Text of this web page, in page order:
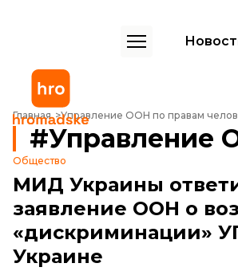
Главная Управление ООН по правам
Управление
Общество
МИД Украины
заявление ООН о
«дискриминации»
Украине